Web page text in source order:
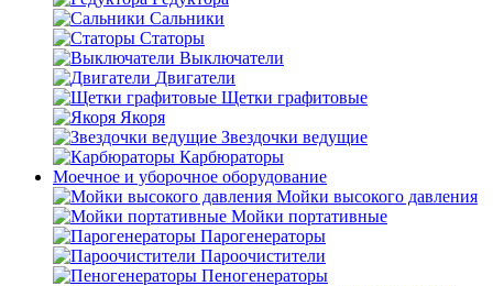
Сальники
Статоры
Выключатели
Двигатели
Щетки графитовые
Якоря
Звездочки ведущие
Карбюраторы
Моечное и уборочное оборудование
Мойки высокого давления
Мойки портативные
Парогенераторы
Пароочистители
Пеногенераторы